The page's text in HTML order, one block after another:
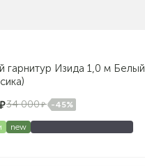
гарнитур Изида 1,0 м Белый
34 000 -45%
new